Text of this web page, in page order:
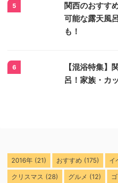
5
関西のおすす
可能な露天風
も！
6
【混浴特集】
呂！家族・カ
2016年 (21) おすすめ (175) イ
クリスマス (28) グルメ (12)